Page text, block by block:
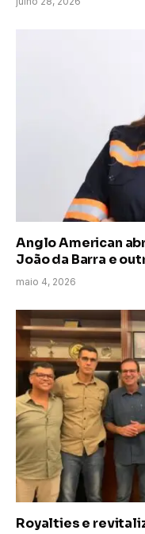
Anglo American
João da Barra e
maio 4, 2026
Royalties e